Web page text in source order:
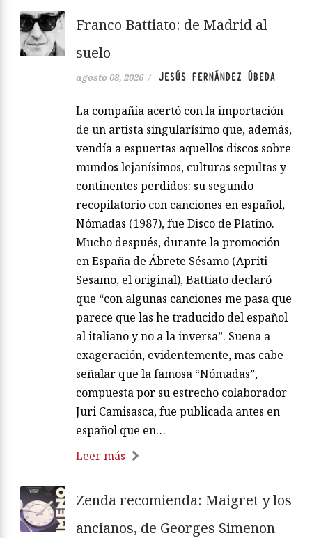
Franco Battiato: de Madrid al
suelo
agosto 08, 2026 / JESÚS FERNÁNDEZ ÚBEDA
La compañía acertó con la importación
de un artista singularísimo que, además,
vendía a espuertas aquellos discos sobre
mundos lejanísimos, culturas sepultas y
continentes perdidos: su segundo
recopilatorio con canciones en español,
Nómadas (1987), fue Disco de Platino.
Mucho después, durante la promoción
en España de Ábrete Sésamo (Apriti
Sesamo, el original), Battiato declaró
que “con algunas canciones me pasa que
parece que las he traducido del español
al italiano y no a la inversa”. Suena a
exageración, evidentemente, mas cabe
señalar que la famosa “Nómadas”,
compuesta por su estrecho colaborador
Juri Camisasca, fue publicada antes en
español que en…
Leer más
Zenda recomienda: Maigret y los
ancianos, de Georges Simenon